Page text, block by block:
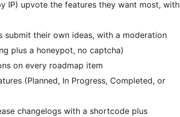
IP) upvote the features they want most, with
submit their own ideas, with a moderation
plus a honeypot, no captcha)
on every roadmap item
(Planned, In Progress, Completed, or
changelogs with a shortcode plus